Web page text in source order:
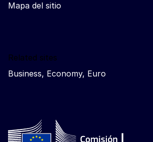
Mapa del sitio
Related sites
Business, Economy, Euro